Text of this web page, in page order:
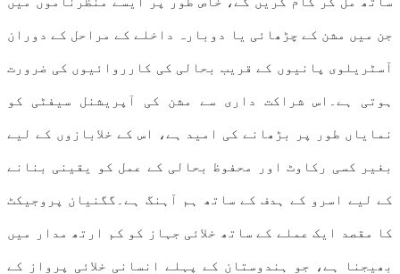
جن میں مشن کے چڑھائی یا دوبارہ داخلے کے مراحل کے دوران
آسٹریلوی پانیوں کے قریب بحالی کی کارروائیوں کی ضرورت
ہوتی ہے۔اس شراکت داری سے مشن کی آپریشنل سیفٹی کو
نمایاں طور پر بڑھانے کی امید ہے، اس کے خلابازوں کے لیے
بغیر کسی رکاوٹ اور محفوظ بحالی کے عمل کو یقینی بنانے
کے لیے اسرو کے ہدف کے ساتھ ہم آہنگ ہے۔گگنیان پروجیکٹ
کا مقصد ایک عملے کے ساتھ خلائی جہاز کو کم ارتھ مدار میں
بھیجنا ہے، جو ہندوستان کے پہلے انسانی خلائی پرواز کے